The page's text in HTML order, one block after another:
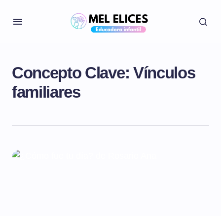
Concepto Clave: Vínculos
familiares